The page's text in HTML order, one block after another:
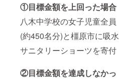
①目標金額を上回った場合
八木中学校の女子児童全員
(約450名分)と橿原市に吸水
サニタリーショーツを寄付
②目標金額を達成しなかっ